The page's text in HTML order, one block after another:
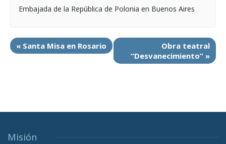
Embajada de la República de Polonia en Buenos Aires
« Santa Misa en Rosario
Obra teatral
“Desvanecimiento” »
Misión